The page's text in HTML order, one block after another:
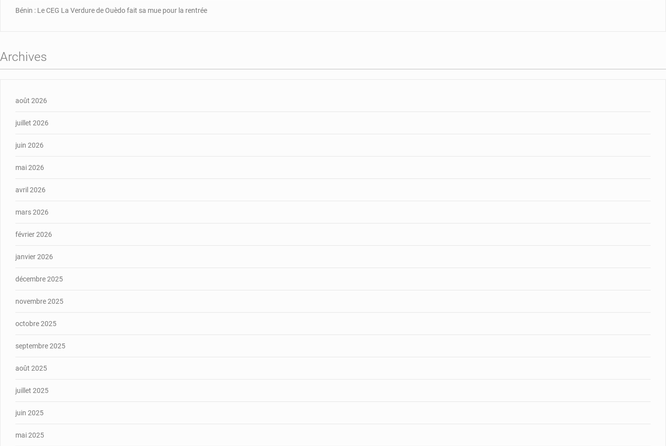
Bénin : Le CEG La Verdure de Ouèdo fait sa mue pour la rentrée
Archives
août 2026
juillet 2026
juin 2026
mai 2026
avril 2026
mars 2026
février 2026
janvier 2026
décembre 2025
novembre 2025
octobre 2025
septembre 2025
août 2025
juillet 2025
juin 2025
mai 2025